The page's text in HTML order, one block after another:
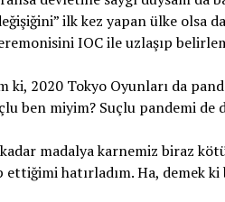
ilk kez yapan ülke olsa
IOC ile uzlaşıp
ki, 2020 Tokyo Oyunları da
ben miyim? Suçlu pandemi
madalya karnemiz biraz
hatırladım. Ha, demek